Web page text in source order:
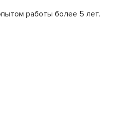
работы более 5 лет.